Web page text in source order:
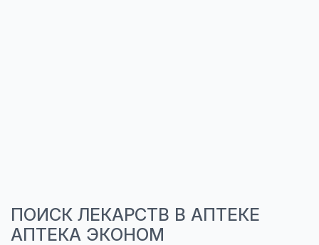
ПОИСК ЛЕКАРСТВ В АПТЕКЕ
АПТЕКА ЭКОНОМ